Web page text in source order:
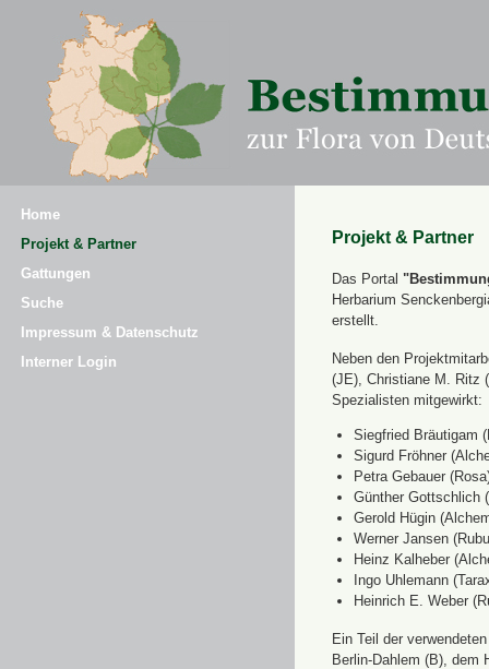
Home
Projekt & Partner
Gattungen
Suche
Impressum & Datenschutz
Interner Login
Projekt & Partner
Das Portal
Herbarium
erstellt.
Neben den
(JE), Christiane M. Ritz
Spezialisten mitgewirkt:
Siegfried Bräutigam
Sigurd Fröhner
Petra Gebauer
Günther Gottschlich
Gerold Hügin
Werner Jansen
Heinz Kalheber
Ingo Uhlemann
Heinrich E. Weber
Ein Teil der
Berlin-Dahlem (B), dem